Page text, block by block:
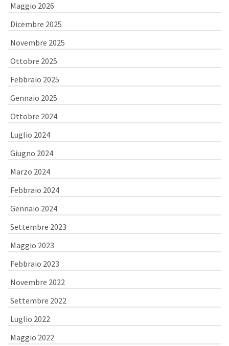
Maggio 2026
Dicembre 2025
Novembre 2025
Ottobre 2025
Febbraio 2025
Gennaio 2025
Ottobre 2024
Luglio 2024
Giugno 2024
Marzo 2024
Febbraio 2024
Gennaio 2024
Settembre 2023
Maggio 2023
Febbraio 2023
Novembre 2022
Settembre 2022
Luglio 2022
Maggio 2022